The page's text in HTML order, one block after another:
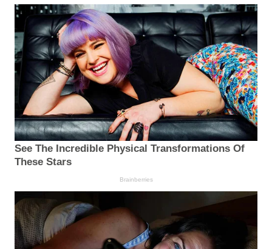
See The Incredible Physical Transformations Of
These Stars
Brainberries